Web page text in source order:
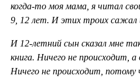
когда-то моя мама, я читал
9, 12 лет. И этих троих сажал
И 12-летний сын сказал мне
книга. Ничего не происходит,
Ничего не происходит, потому